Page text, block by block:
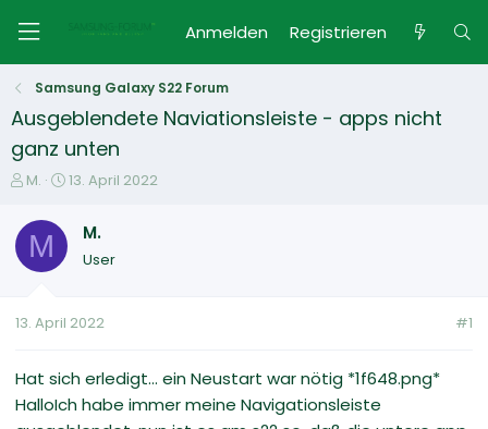
Anmelden Registrieren
Samsung Galaxy S22 Forum
Ausgeblendete Naviationsleiste - apps nicht
ganz unten
E
s
e
e
M.
E
t
m
13. April 2022
M M.
User
13. April 2022 #1
Hat sich erledigt... ein Neustart war nötig *1f648.png*
HalloIch habe immer meine Navigationsleiste